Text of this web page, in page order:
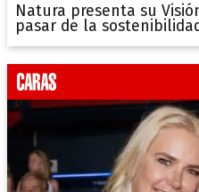
Natura presenta su
pasar de la